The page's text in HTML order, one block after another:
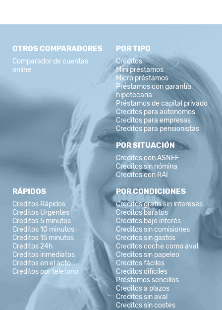
OTROS COMPARADORES
Comparador de cuentas
online
POR TIPO
Créditos
Mini préstamos
Micro préstamos
Préstamos con garantía
hipotecaria
Préstamos de capital privado
Creditos para autonomos
Creditos para empresas
Creditos para pensionistas
POR SITUACIÓN
Creditos con ASNEF
Creditos sin nómina
Creditos con RAI
RÁPIDOS
Creditos Rápidos
Creditos Urgentes
Creditos 5 minutos
Creditos 10 minutos
Creditos 15 minutos
Creditos 24h
Creditos inmediatos
Creditos en el acto
Creditos por telefono
POR CONDICIONES
Creditos gratis sin intereses
Creditos baratos
Creditos bajo interés
Creditos sin comisiones
Creditos sin gastos
Creditos coche como aval
Creditos sin papeleo
Creditos fáciles
Creditos difíciles
Préstamos sencillos
Creditos a plazos
Creditos sin aval
Creditos sin costes